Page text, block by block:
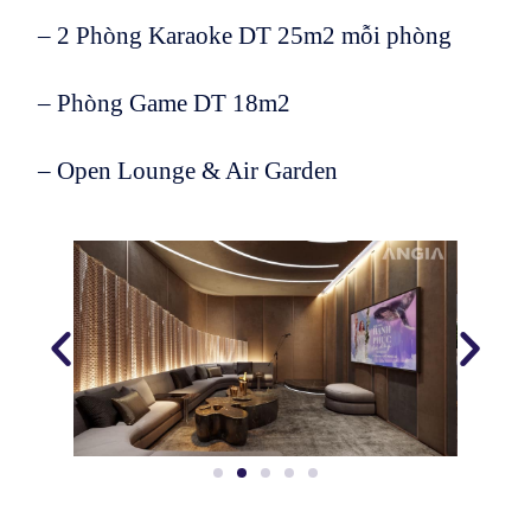
– 2 Phòng Karaoke DT 25m2 mỗi phòng
– Phòng Game DT 18m2
– Open Lounge & Air Garden